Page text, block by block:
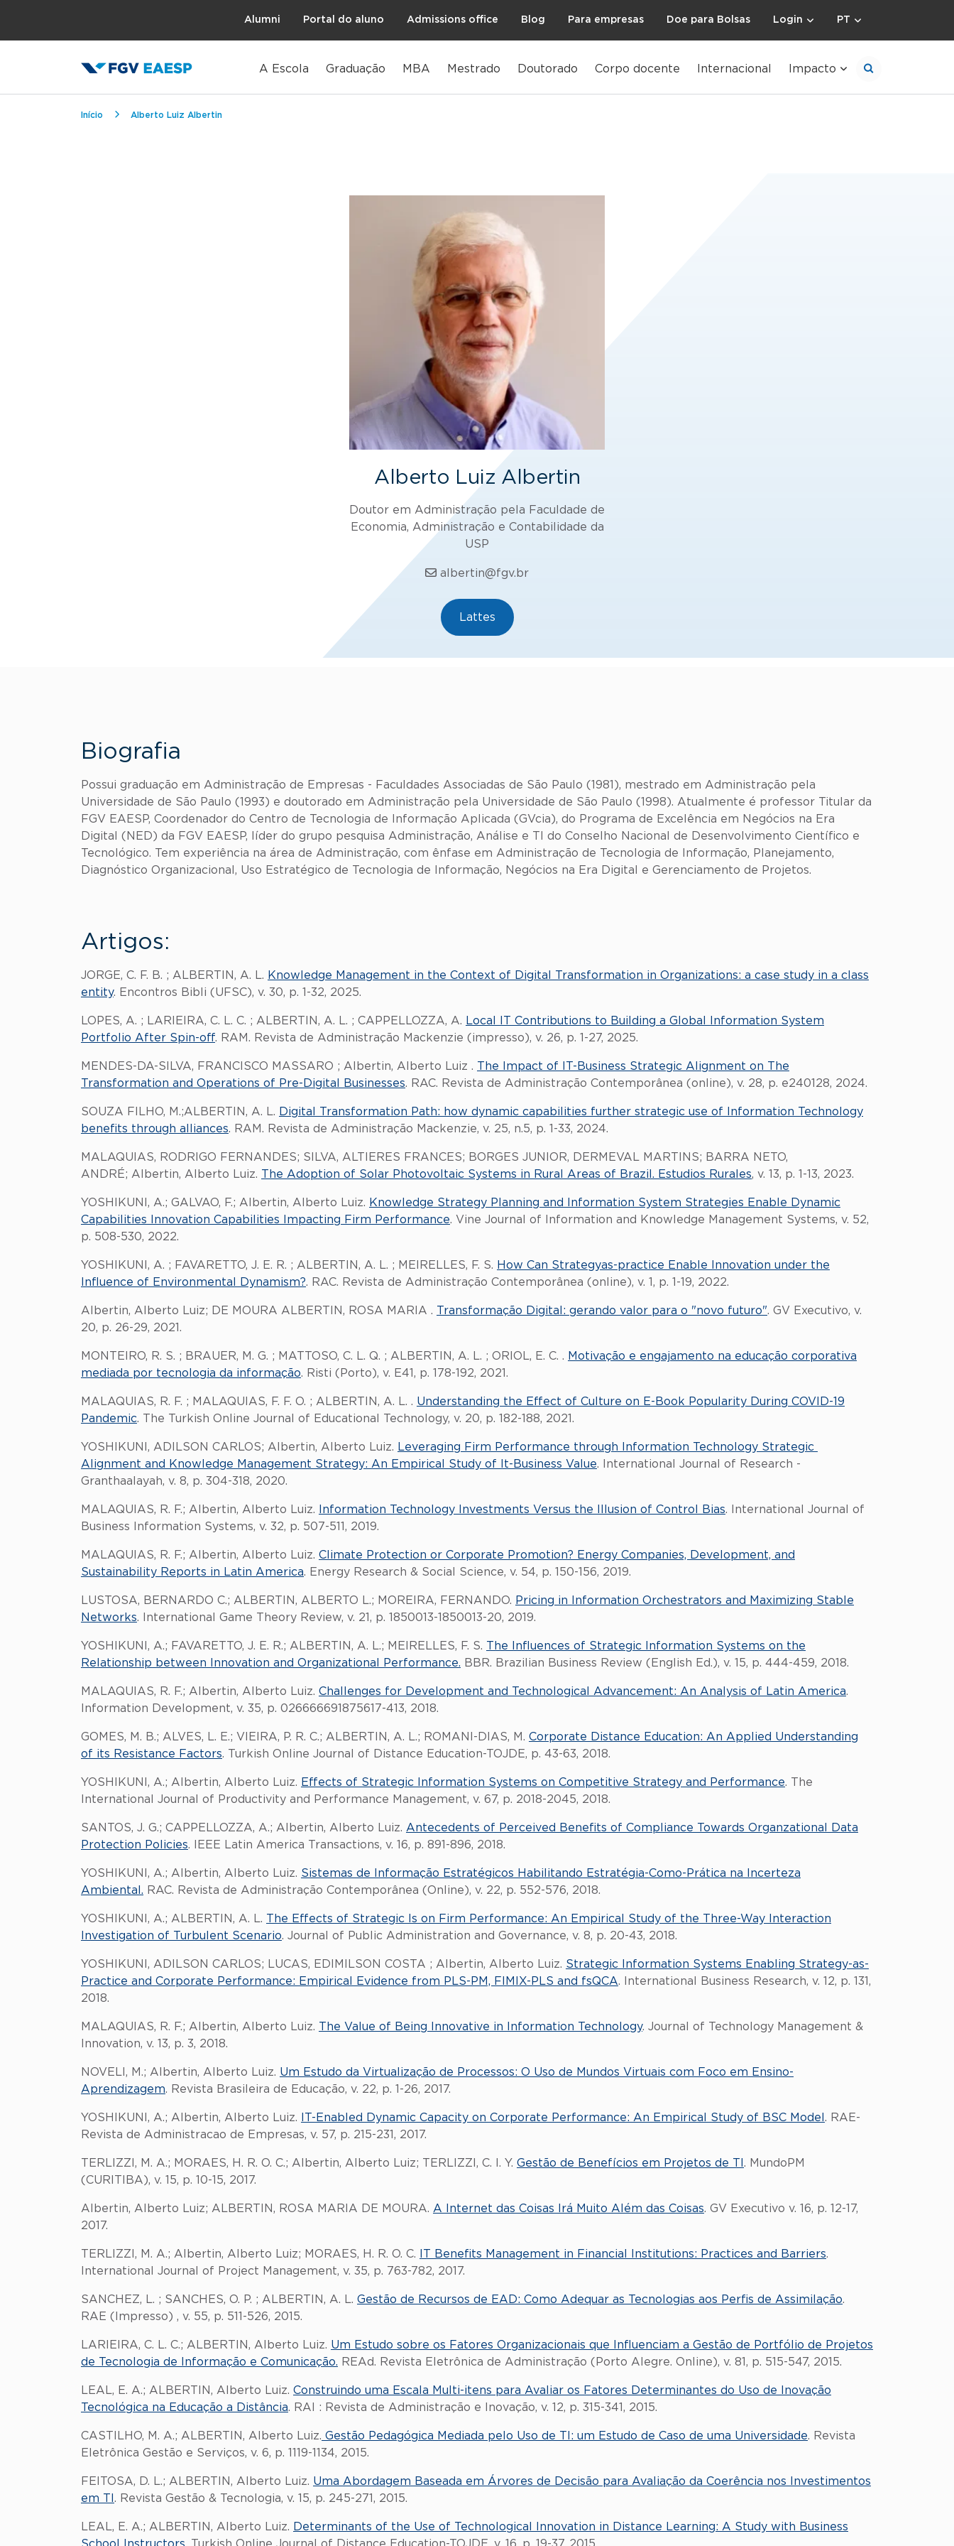
Alumni Portal do aluno Admissions office Blog Para empresas Doe para Bolsas Login PT
A Escola Graduação MBA Mestrado Doutorado Corpo docente Internacional Impacto
Trilha de navegação
Início Alberto Luiz Albertin
Alberto Luiz Albertin
Doutor em Administração pela Faculdade de
Economia, Administração e Contabilidade da
USP
albertin@fgv.br
Lattes
Biografia
Possui graduação em Administração de Empresas - Faculdades Associadas de São Paulo (1981), mestrado em Administração pela
Universidade de São Paulo (1993) e doutorado em Administração pela Universidade de São Paulo (1998). Atualmente é professor Titular da
FGV EAESP, Coordenador do Centro de Tecnologia de Informação Aplicada (GVcia), do Programa de Excelência em Negócios na Era
Digital (NED) da FGV EAESP, líder do grupo pesquisa Administração, Análise e TI do Conselho Nacional de Desenvolvimento Científico e
Tecnológico. Tem experiência na área de Administração, com ênfase em Administração de Tecnologia de Informação, Planejamento,
Diagnóstico Organizacional, Uso Estratégico de Tecnologia de Informação, Negócios na Era Digital e Gerenciamento de Projetos.
Artigos:
JORGE, C. F. B. ; ALBERTIN, A. L. Knowledge Management in the Context of Digital Transformation in Organizations: a case study in a class
entity. Encontros Bibli (UFSC), v. 30, p. 1-32, 2025.
LOPES, A. ; LARIEIRA, C. L. C. ; ALBERTIN, A. L. ; CAPPELLOZZA, A. Local IT Contributions to Building a Global Information System
Portfolio After Spin-off. RAM. Revista de Administração Mackenzie (impresso), v. 26, p. 1-27, 2025.
MENDES-DA-SILVA, FRANCISCO MASSARO ; Albertin, Alberto Luiz . The Impact of IT-Business Strategic Alignment on The
Transformation and Operations of Pre-Digital Businesses. RAC. Revista de Administração Contemporânea (online), v. 28, p. e240128, 2024.
SOUZA FILHO, M.;ALBERTIN, A. L. Digital Transformation Path: how dynamic capabilities further strategic use of Information Technology
benefits through alliances. RAM. Revista de Administração Mackenzie, v. 25, n.5, p. 1-33, 2024.
MALAQUIAS, RODRIGO FERNANDES; SILVA, ALTIERES FRANCES; BORGES JUNIOR, DERMEVAL MARTINS; BARRA NETO,
ANDRÉ; Albertin, Alberto Luiz. The Adoption of Solar Photovoltaic Systems in Rural Areas of Brazil. Estudios Rurales, v. 13, p. 1-13, 2023.
YOSHIKUNI, A.; GALVAO, F.; Albertin, Alberto Luiz. Knowledge Strategy Planning and Information System Strategies Enable Dynamic
Capabilities Innovation Capabilities Impacting Firm Performance. Vine Journal of Information and Knowledge Management Systems, v. 52,
p. 508-530, 2022.
YOSHIKUNI, A. ; FAVARETTO, J. E. R. ; ALBERTIN, A. L. ; MEIRELLES, F. S. How Can Strategyas-practice Enable Innovation under the
Influence of Environmental Dynamism?. RAC. Revista de Administração Contemporânea (online), v. 1, p. 1-19, 2022.
Albertin, Alberto Luiz; DE MOURA ALBERTIN, ROSA MARIA . Transformação Digital: gerando valor para o "novo futuro". GV Executivo, v.
20, p. 26-29, 2021.
MONTEIRO, R. S. ; BRAUER, M. G. ; MATTOSO, C. L. Q. ; ALBERTIN, A. L. ; ORIOL, E. C. . Motivação e engajamento na educação corporativa
mediada por tecnologia da informação. Risti (Porto), v. E41, p. 178-192, 2021.
MALAQUIAS, R. F. ; MALAQUIAS, F. F. O. ; ALBERTIN, A. L. . Understanding the Effect of Culture on E-Book Popularity During COVID-19
Pandemic. The Turkish Online Journal of Educational Technology, v. 20, p. 182-188, 2021.
YOSHIKUNI, ADILSON CARLOS; Albertin, Alberto Luiz. Leveraging Firm Performance through Information Technology Strategic
Alignment and Knowledge Management Strategy: An Empirical Study of It-Business Value. International Journal of Research -
Granthaalayah, v. 8, p. 304-318, 2020.
MALAQUIAS, R. F.; Albertin, Alberto Luiz. Information Technology Investments Versus the Illusion of Control Bias. International Journal of
Business Information Systems, v. 32, p. 507-511, 2019.
MALAQUIAS, R. F.; Albertin, Alberto Luiz. Climate Protection or Corporate Promotion? Energy Companies, Development, and
Sustainability Reports in Latin America. Energy Research & Social Science, v. 54, p. 150-156, 2019.
LUSTOSA, BERNARDO C.; ALBERTIN, ALBERTO L.; MOREIRA, FERNANDO. Pricing in Information Orchestrators and Maximizing Stable
Networks. International Game Theory Review, v. 21, p. 1850013-1850013-20, 2019.
YOSHIKUNI, A.; FAVARETTO, J. E. R.; ALBERTIN, A. L.; MEIRELLES, F. S. The Influences of Strategic Information Systems on the
Relationship between Innovation and Organizational Performance. BBR. Brazilian Business Review (English Ed.), v. 15, p. 444-459, 2018.
MALAQUIAS, R. F.; Albertin, Alberto Luiz. Challenges for Development and Technological Advancement: An Analysis of Latin America.
Information Development, v. 35, p. 026666691875617-413, 2018.
GOMES, M. B.; ALVES, L. E.; VIEIRA, P. R. C.; ALBERTIN, A. L.; ROMANI-DIAS, M. Corporate Distance Education: An Applied Understanding
of its Resistance Factors. Turkish Online Journal of Distance Education-TOJDE, p. 43-63, 2018.
YOSHIKUNI, A.; Albertin, Alberto Luiz. Effects of Strategic Information Systems on Competitive Strategy and Performance. The
International Journal of Productivity and Performance Management, v. 67, p. 2018-2045, 2018.
SANTOS, J. G.; CAPPELLOZZA, A.; Albertin, Alberto Luiz. Antecedents of Perceived Benefits of Compliance Towards Organzational Data
Protection Policies. IEEE Latin America Transactions, v. 16, p. 891-896, 2018.
YOSHIKUNI, A.; Albertin, Alberto Luiz. Sistemas de Informação Estratégicos Habilitando Estratégia-Como-Prática na Incerteza
Ambiental. RAC. Revista de Administração Contemporânea (Online), v. 22, p. 552-576, 2018.
YOSHIKUNI, A.; ALBERTIN, A. L. The Effects of Strategic Is on Firm Performance: An Empirical Study of the Three-Way Interaction
Investigation of Turbulent Scenario. Journal of Public Administration and Governance, v. 8, p. 20-43, 2018.
YOSHIKUNI, ADILSON CARLOS; LUCAS, EDIMILSON COSTA ; Albertin, Alberto Luiz. Strategic Information Systems Enabling Strategy-as-
Practice and Corporate Performance: Empirical Evidence from PLS-PM, FIMIX-PLS and fsQCA. International Business Research, v. 12, p. 131,
2018.
MALAQUIAS, R. F.; Albertin, Alberto Luiz. The Value of Being Innovative in Information Technology. Journal of Technology Management &
Innovation, v. 13, p. 3, 2018.
NOVELI, M.; Albertin, Alberto Luiz. Um Estudo da Virtualização de Processos: O Uso de Mundos Virtuais com Foco em Ensino-
Aprendizagem. Revista Brasileira de Educação, v. 22, p. 1-26, 2017.
YOSHIKUNI, A.; Albertin, Alberto Luiz. IT-Enabled Dynamic Capacity on Corporate Performance: An Empirical Study of BSC Model . RAE-
Revista de Administracao de Empresas, v. 57, p. 215-231, 2017.
TERLIZZI, M. A.; MORAES, H. R. O. C.; Albertin, Alberto Luiz; TERLIZZI, C. I. Y. Gestão de Benefícios em Projetos de TI . MundoPM
(CURITIBA), v. 15, p. 10-15, 2017.
Albertin, Alberto Luiz; ALBERTIN, ROSA MARIA DE MOURA. A Internet das Coisas Irá Muito Além das Coisas. GV Executivo v. 16, p. 12-17,
2017.
TERLIZZI, M. A.; Albertin, Alberto Luiz; MORAES, H. R. O. C. IT Benefits Management in Financial Institutions: Practices and Barriers.
International Journal of Project Management, v. 35, p. 763-782, 2017.
SANCHEZ, L. ; SANCHES, O. P. ; ALBERTIN, A. L. Gestão de Recursos de EAD: Como Adequar as Tecnologias aos Perfis de Assimilação.
RAE (Impresso) , v. 55, p. 511-526, 2015.
LARIEIRA, C. L. C.; ALBERTIN, Alberto Luiz. Um Estudo sobre os Fatores Organizacionais que Influenciam a Gestão de Portfólio de Projetos
de Tecnologia de Informação e Comunicação. REAd. Revista Eletrônica de Administração (Porto Alegre. Online), v. 81, p. 515-547, 2015.
LEAL, E. A.; ALBERTIN, Alberto Luiz. Construindo uma Escala Multi-itens para Avaliar os Fatores Determinantes do Uso de Inovação
Tecnológica na Educação a Distância. RAI : Revista de Administração e Inovação, v. 12, p. 315-341, 2015.
CASTILHO, M. A.; ALBERTIN, Alberto Luiz. Gestão Pedagógica Mediada pelo Uso de TI: um Estudo de Caso de uma Universidade. Revista
Eletrônica Gestão e Serviços, v. 6, p. 1119-1134, 2015.
FEITOSA, D. L.; ALBERTIN, Alberto Luiz. Uma Abordagem Baseada em Árvores de Decisão para Avaliação da Coerência nos Investimentos
em TI . Revista Gestão & Tecnologia, v. 15, p. 245-271, 2015.
LEAL, E. A.; ALBERTIN, Alberto Luiz. Determinants of the Use of Technological Innovation in Distance Learning: A Study with Business